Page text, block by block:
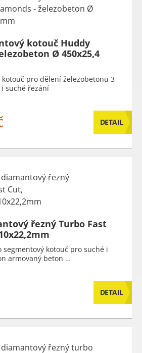
kotouč Huddy
Ø 450x25,4
pro dělení železobetonu 3
suché řezání
DETAIL
řezný Turbo Fast
kotouč pro suché i
armovaný beton …
DETAIL